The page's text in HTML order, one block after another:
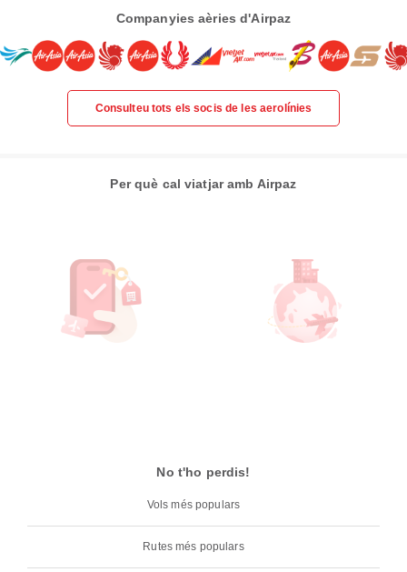
Companyies aèries d'Airpaz
Consulteu tots els socis de les aerolínies
Per què cal viatjar amb Airpaz
No t'ho perdis!
Vols més populars
Rutes més populars